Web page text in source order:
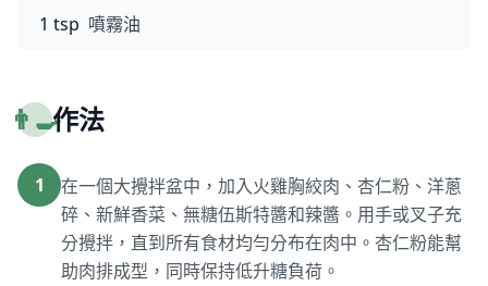
1 tsp 噴霧油
👨‍🍳作法
1
在一個大攪拌盆中，加入火雞胸絞肉、杏仁粉、洋蔥
碎、新鮮香菜、無糖伍斯特醬和辣醬。用手或叉子充
分攪拌，直到所有食材均勻分布在肉中。杏仁粉能幫
助肉排成型，同時保持低升糖負荷。